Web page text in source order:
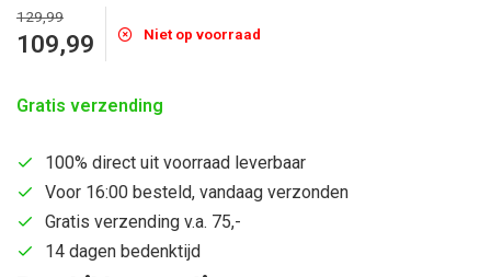
129,99
109,99 Niet op voorraad
Gratis verzending
100% direct uit voorraad leverbaar
Voor 16:00 besteld, vandaag verzonden
Gratis verzending v.a. 75,-
14 dagen bedenktijd